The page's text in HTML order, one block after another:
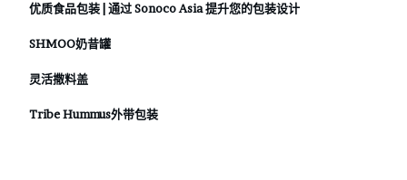
优质食品包装 | 通过 Sonoco Asia 提升您的包装设计
SHMOO奶昔罐
灵活撒料盖
Tribe Hummus外带包装